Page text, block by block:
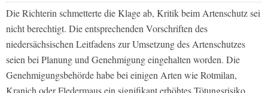
Die Richterin schmetterte die Klage ab, Kritik beim Artenschutz sei
nicht berechtigt. Die entsprechenden Vorschriften des
niedersächsischen Leitfadens zur Umsetzung des Artenschutzes
seien bei Planung und Genehmigung eingehalten worden. Die
Genehmigungsbehörde habe bei einigen Arten wie Rotmilan,
Kranich oder Fledermaus ein signifikant erhöhtes Tötungsrisiko